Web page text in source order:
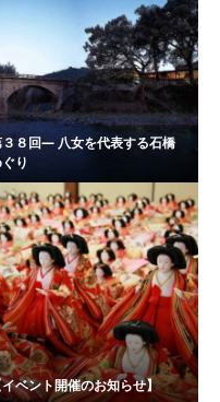
８回― 八女を代表する石橋
り
ベント開催のお知らせ】